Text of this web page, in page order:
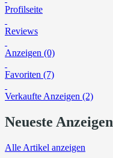
Profilseite
Reviews
Anzeigen (0)
Favoriten (7)
Verkaufte Anzeigen (2)
Neueste Anzeigen
Alle Artikel anzeigen